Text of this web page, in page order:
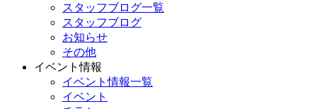
スタッフブログ一覧
スタッフブログ
お知らせ
その他
イベント情報
イベント情報一覧
イベント